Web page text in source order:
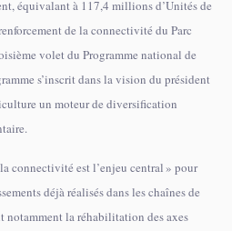
équivalant à 117,4 millions d’Unités de
de la connectivité du Parc
volet du Programme national de
s’inscrit dans la vision du président
un moteur de diversification
connectivité est l’enjeu central » pour
déjà réalisés dans les chaînes de
la réhabilitation des axes